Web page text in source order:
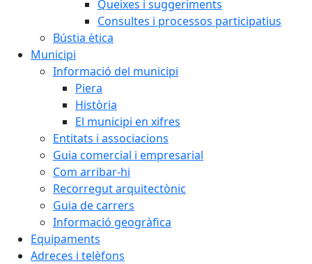
Queixes i suggeriments
Consultes i processos participatius
Bústia ètica
Municipi
Informació del municipi
Piera
Història
El municipi en xifres
Entitats i associacions
Guia comercial i empresarial
Com arribar-hi
Recorregut arquitectònic
Guia de carrers
Informació geogràfica
Equipaments
Adreces i telèfons